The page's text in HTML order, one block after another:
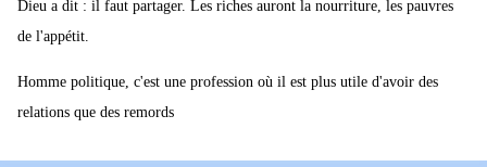
Dieu a dit : il faut partager. Les riches auront la nourriture, les pauvres
de l'appétit.
Homme politique, c'est une profession où il est plus utile d'avoir des
relations que des remords